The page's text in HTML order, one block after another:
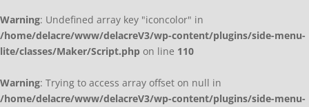
Warning: Undefined array key "iconcolor" in
/home/delacre/www/delacreV3/wp-content/plugins/side-menu-
lite/classes/Maker/Script.php on line 110
Warning: Trying to access array offset on null in
/home/delacre/www/delacreV3/wp-content/plugins/side-menu-